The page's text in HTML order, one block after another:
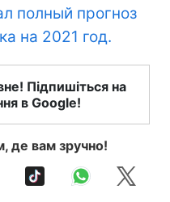
полный прогноз
на 2021 год.
Підпишіться на
в Google!
де вам зручно!